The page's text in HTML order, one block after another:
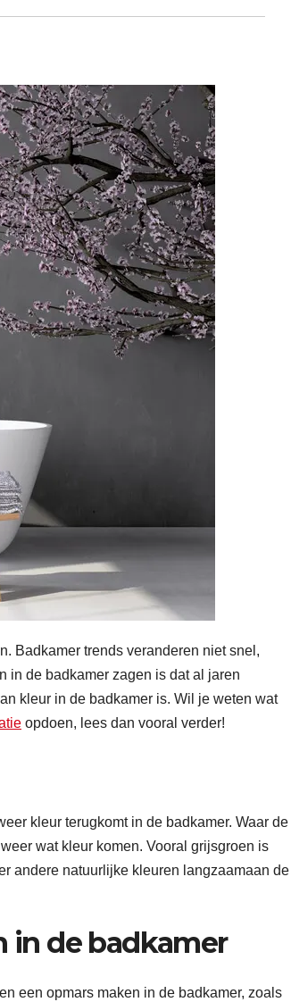
Badkamer trends veranderen niet snel,
in de badkamer zagen is dat al jaren
kleur in de badkamer is. Wil je weten wat
opdoen, lees dan vooral verder!
kleur terugkomt in de badkamer. Waar de
wat kleur komen. Vooral grijsgroen is
andere natuurlijke kleuren langzaamaan de
in de badkamer
een opmars maken in de badkamer, zoals